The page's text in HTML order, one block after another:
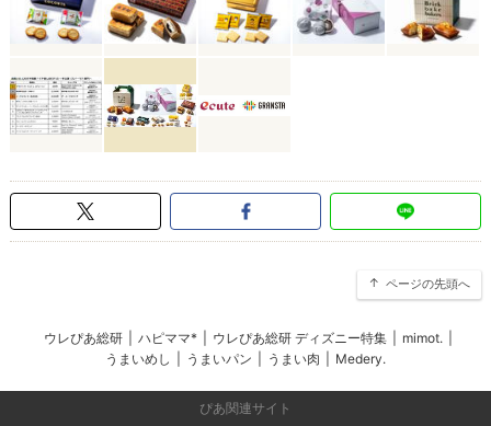
ページの先頭へ
ウレぴあ総研 ハピママ* ウレぴあ総研 ディズニー特集 mimot.
うまいめし
うまいパン うまい肉 Medery.
ぴあ関連サイト